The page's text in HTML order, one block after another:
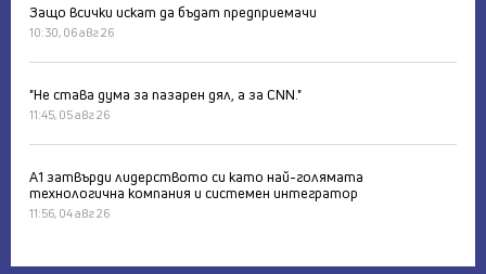
Защо всички искат да бъдат предприемачи
10:30, 06 авг 26
"Не става дума за пазарен дял, а за CNN."
11:45, 05 авг 26
А1 затвърди лидерството си като най-голямата
технологична компания и системен интегратор
11:56, 04 авг 26